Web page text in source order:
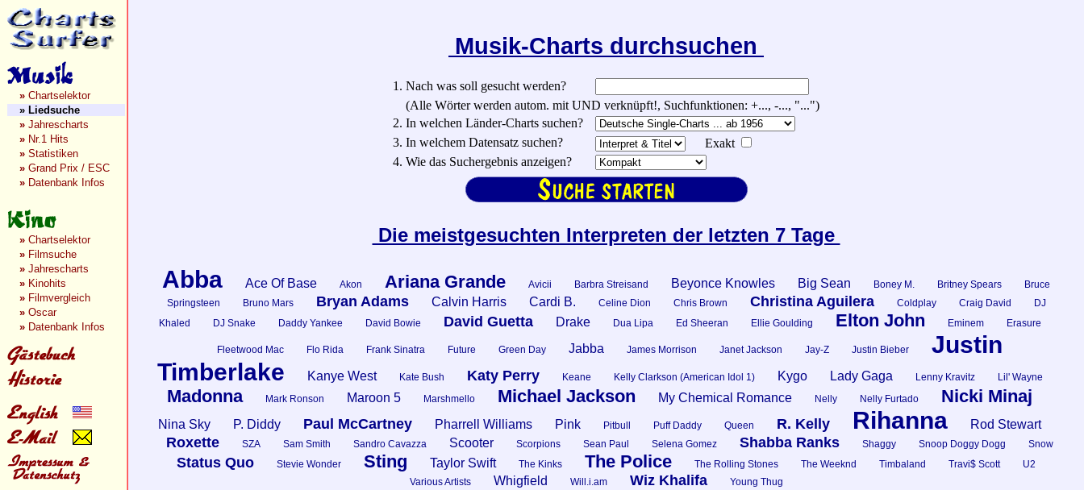
» Chartselektor
» Liedsuche
» Jahrescharts
» Nr.1 Hits
» Statistiken
» Grand Prix / ESC
» Datenbank Infos
» Chartselektor
» Filmsuche
» Jahrescharts
» Kinohits
» Filmvergleich
» Oscar
» Datenbank Infos
Musik-Charts durchsuchen
1. Nach was soll gesucht werden?
(Alle Wörter werden autom. mit UND verknüpft!, Suchfunktionen: +..., -..., "...")
2. In welchen Länder-Charts suchen?
3. In welchem Datensatz suchen?
Exakt
4. Wie das Suchergebnis anzeigen?
Die meistgesuchten Interpreten der letzten 7 Tage
Abba Ace Of Base Akon Ariana Grande Avicii Barbra Streisand Beyonce Knowles Big Sean Boney M. Britney Spears
Bruce
Springsteen
Bruno Mars Bryan Adams Calvin Harris Cardi B. Celine Dion Chris Brown Christina Aguilera Coldplay Craig David
DJ
Khaled
DJ Snake Daddy Yankee David Bowie David Guetta Drake Dua Lipa Ed Sheeran Ellie Goulding Elton John Eminem Erasure
Fleetwood Mac Flo Rida Frank Sinatra Future Green Day Jabba James Morrison Janet Jackson Jay-Z Justin Bieber
Justin
Timberlake
Kanye West Kate Bush Katy Perry Keane Kelly Clarkson (American Idol 1) Kygo Lady Gaga Lenny Kravitz Lil' Wayne
Madonna Mark Ronson Maroon 5 Marshmello Michael Jackson My Chemical Romance Nelly Nelly Furtado Nicki Minaj
Nina Sky P. Diddy Paul McCartney Pharrell Williams Pink Pitbull Puff Daddy Queen R. Kelly Rihanna Rod Stewart
Roxette SZA Sam Smith Sandro Cavazza Scooter Scorpions Sean Paul Selena Gomez Shabba Ranks Shaggy Snoop Doggy Dogg Snow
Status Quo Stevie Wonder Sting Taylor Swift The Kinks The Police The Rolling Stones The Weeknd Timbaland Travi$ Scott
U2
Various Artists
Whigfield Will.i.am Wiz Khalifa Young Thug